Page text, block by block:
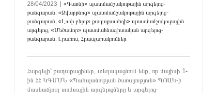
28/04/2023
«Գառնի» պատմամշակութային արգելոց-
թանգարան, «Զվարթնոց» պատմամշակութային արգելոց-
թանգարան, «Լոռի բերդ» քաղաքատեղի» պատմամշակութային
արգելոց, «Մեծամոր» պատմահնագիտական արգելոց-
թանգարան, Լրահոս, Հրապարակումներ
Հարգելի' քաղաքացիներ, տեղակացնում ենք, որ մայիսի 1-
ին ՀՀ ԿԳՄՍՆ «Պահպանության ծառայություն» ՊՈԱԿ-ի
մասնաճյուղ տոմսային արգելոցները և արգելոց-